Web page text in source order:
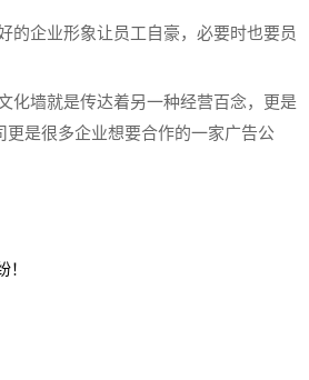
的企业形象让员工自豪，必要时也要员
化墙就是传达着另一种经营百念，更是
更是很多企业想要合作的一家广告公